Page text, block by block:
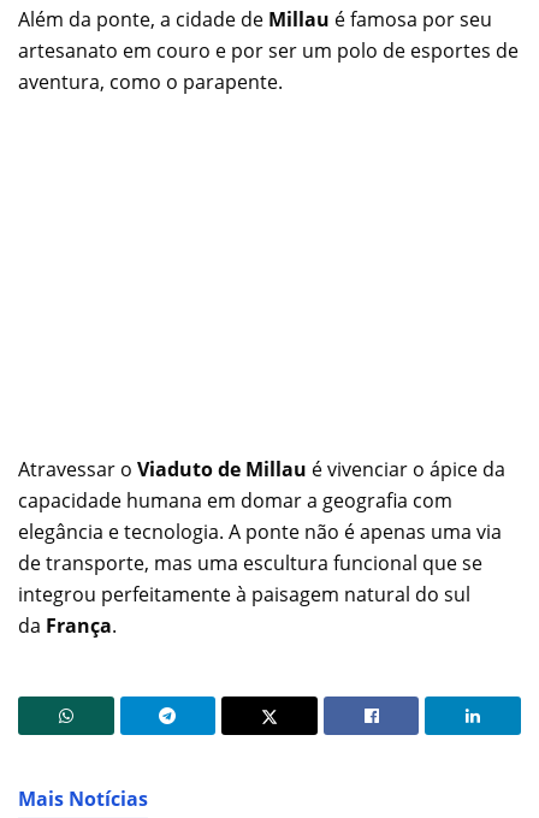
Além da ponte, a cidade de Millau é famosa por seu
artesanato em couro e por ser um polo de esportes de
aventura, como o parapente.
Atravessar o Viaduto de Millau é vivenciar o ápice da
capacidade humana em domar a geografia com
elegância e tecnologia. A ponte não é apenas uma via
de transporte, mas uma escultura funcional que se
integrou perfeitamente à paisagem natural do sul
da França.
Mais Notícias